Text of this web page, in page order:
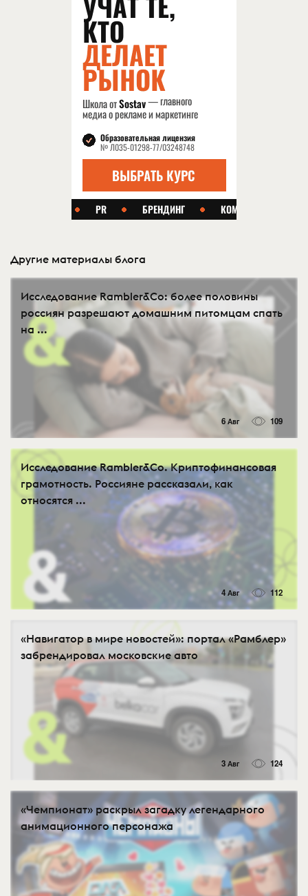
Другие материалы блога
Исследование Rambler&Co: более половины
россиян разрешают домашним питомцам спать
на ...
6 Авг 109
Исследование Rambler&Co. Криптофинансовая
грамотность. Россияне рассказали, как
относятся ...
4 Авг 112
«Навигатор в мире новостей»: портал «Рамблер»
забрендировал московские авто
3 Авг 124
«Чемпионат» раскрыл загадку легендарного
анимационного персонажа